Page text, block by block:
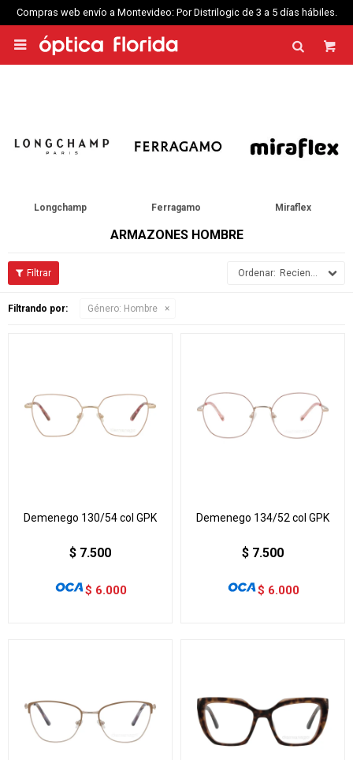
Compras web envío a Montevideo: Por Distrilogic de 3 a 5 días hábiles.

Longchamp Ferragamo Miraflex
ARMAZONES HOMBRE
Recientes
Filtrando por: Género: Hombre
Demenego 130/54 col GPK
$ 7.500
$ 6.000
Demenego 134/52 col GPK
$ 7.500
$ 6.000